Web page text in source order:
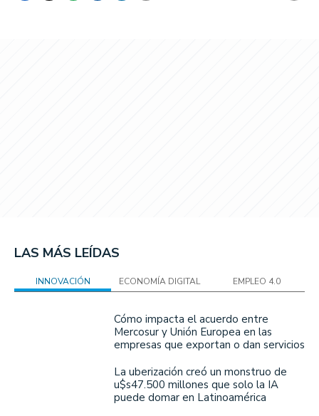
LAS MÁS LEÍDAS
INNOVACIÓN ECONOMÍA DIGITAL EMPLEO 4.0
Cómo impacta el acuerdo entre
Mercosur y Unión Europea en las
empresas que exportan o dan servicios
La uberización creó un monstruo de
u$s47.500 millones que solo la IA
puede domar en Latinoamérica